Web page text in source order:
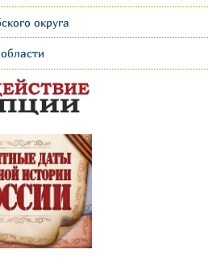
округа